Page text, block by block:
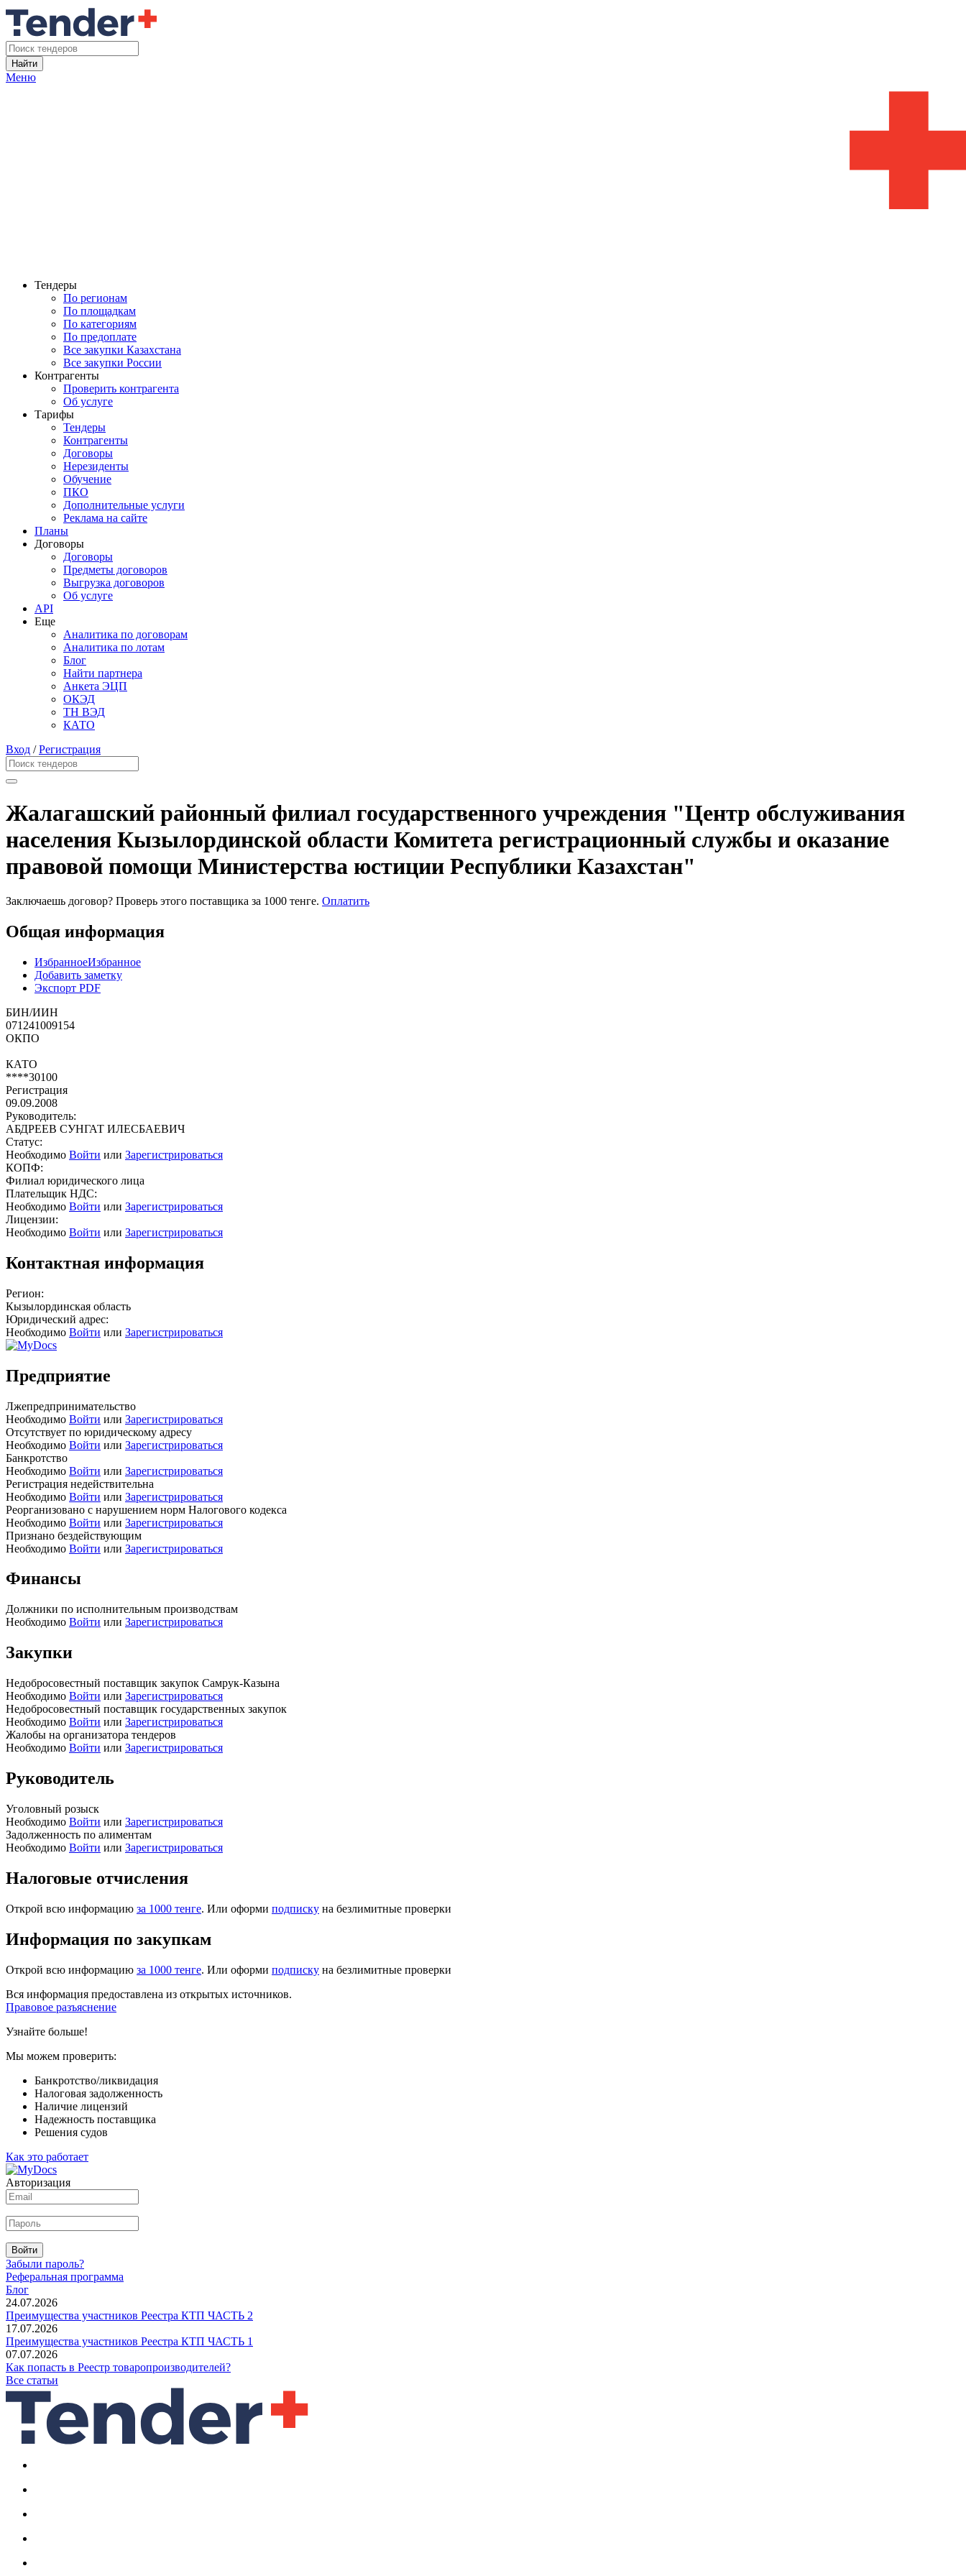
Найти
Меню
Тендеры
По регионам
По площадкам
По категориям
По предоплате
Все закупки Казахстана
Все закупки России
Контрагенты
Проверить контрагента
Об услуге
Тарифы
Тендеры
Контрагенты
Договоры
Нерезиденты
Обучение
ПКО
Дополнительные услуги
Реклама на сайте
Планы
Договоры
Договоры
Предметы договоров
Выгрузка договоров
Об услуге
API
Еще
Аналитика по договорам
Аналитика по лотам
Блог
Найти партнера
Анкета ЭЦП
ОКЭД
ТН ВЭД
КАТО
Вход /Регистрация
Жалагашский районный филиал государственного учреждения "Центр обслуживания
населения Кызылординской области Комитета регистрационный службы и оказание
правовой помощи Министерства юстиции Республики Казахстан"
Заключаешь договор? Проверь этого поставщика за 1000 тенге. Оплатить
Общая информация
ИзбранноеИзбранное
Добавить заметку
Экспорт PDF
БИН/ИИН
071241009154
ОКПО
КАТО
****30100
Регистрация
09.09.2008
Руководитель:
АБДРЕЕВ СУНГАТ ИЛЕСБАЕВИЧ
Статус:
Необходимо Войти или Зарегистрироваться
КОПФ:
Филиал юридического лица
Плательщик НДС:
Необходимо Войти или Зарегистрироваться
Лицензии:
Необходимо Войти или Зарегистрироваться
Контактная информация
Регион:
Кызылординская область
Юридический адрес:
Необходимо Войти или Зарегистрироваться
Предприятие
Лжепредпринимательство
Необходимо Войти или Зарегистрироваться
Отсутствует по юридическому адресу
Необходимо Войти или Зарегистрироваться
Банкротство
Необходимо Войти или Зарегистрироваться
Регистрация недействительна
Необходимо Войти или Зарегистрироваться
Реорганизовано с нарушением норм Налогового кодекса
Необходимо Войти или Зарегистрироваться
Признано бездействующим
Необходимо Войти или Зарегистрироваться
Финансы
Должники по исполнительным производствам
Необходимо Войти или Зарегистрироваться
Закупки
Недобросовестный поставщик закупок Самрук-Казына
Необходимо Войти или Зарегистрироваться
Недобросовестный поставщик государственных закупок
Необходимо Войти или Зарегистрироваться
Жалобы на организатора тендеров
Необходимо Войти или Зарегистрироваться
Руководитель
Уголовный розыск
Необходимо Войти или Зарегистрироваться
Задолженность по алиментам
Необходимо Войти или Зарегистрироваться
Налоговые отчисления
Открой всю информацию за 1000 тенге. Или оформи подписку на безлимитные проверки
Информация по закупкам
Открой всю информацию за 1000 тенге. Или оформи подписку на безлимитные проверки
Вся информация предоставлена из открытых источников.
Правовое разъяснение
Узнайте больше!
Мы можем проверить:
Банкротство/ликвидация
Налоговая задолженность
Наличие лицензий
Надежность поставщика
Решения судов
Как это работает
Авторизация
Войти
Забыли пароль?
Реферальная программа
Блог
24.07.2026
Преимущества участников Реестра КТП ЧАСТЬ 2
17.07.2026
Преимущества участников Реестра КТП ЧАСТЬ 1
07.07.2026
Как попасть в Реестр товаропроизводителей?
Все статьи